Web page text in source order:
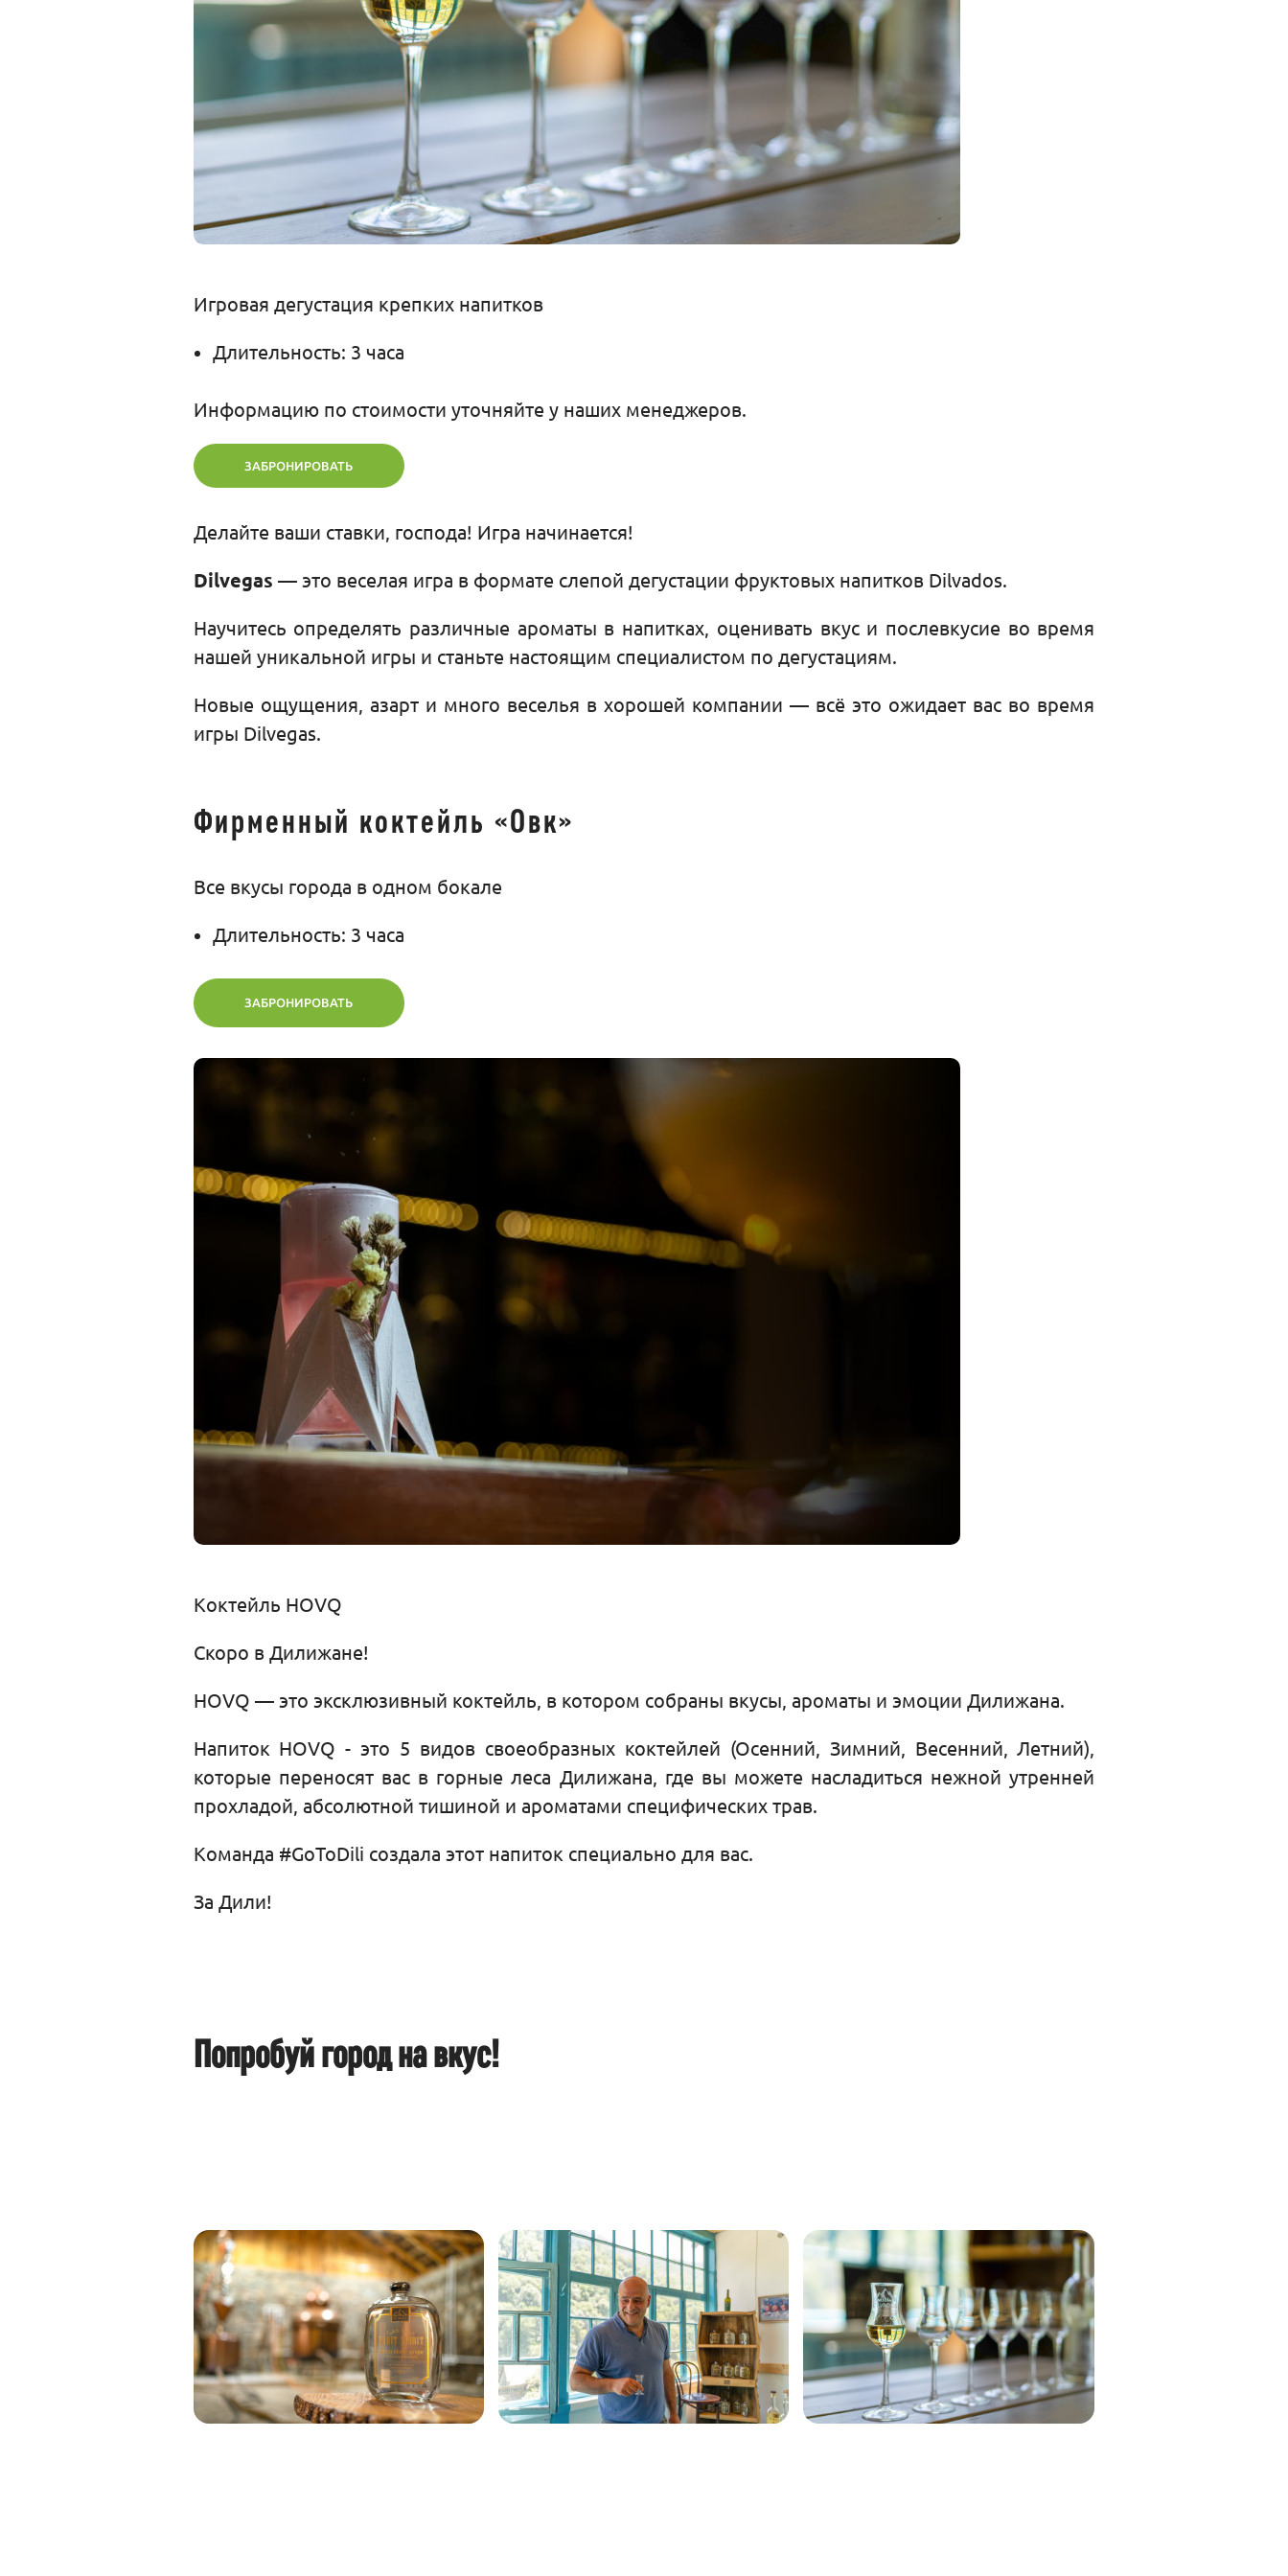
Игровая дегустация крепких напитков
Длительность: 3 часа
Информацию по стоимости уточняйте у наших менеджеров.
ЗАБРОНИРОВАТЬ
Делайте ваши ставки, господа! Игра начинается!
Dilvegas — это веселая игра в формате слепой дегустации фруктовых напитков Dilvados.
Научитесь определять различные ароматы в напитках, оценивать вкус и послевкусие во время
нашей уникальной игры и станьте настоящим специалистом по дегустациям.
Новые ощущения, азарт и много веселья в хорошей компании — всё это ожидает вас во время
игры Dilvegas.
Фирменный коктейль «Овк»
Все вкусы города в одном бокале
Длительность: 3 часа
ЗАБРОНИРОВАТЬ
Коктейль HOVQ
Скоро в Дилижане!
HOVQ — это эксклюзивный коктейль, в котором собраны вкусы, ароматы и эмоции Дилижана.
Напиток HOVQ - это 5 видов своеобразных коктейлей (Осенний, Зимний, Весенний, Летний),
которые переносят вас в горные леса Дилижана, где вы можете насладиться нежной утренней
прохладой, абсолютной тишиной и ароматами специфических трав.
Команда #GoToDili создала этот напиток специально для вас.
За Дили!
Попробуй город на вкус!